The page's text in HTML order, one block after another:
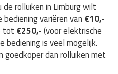
rolluiken in Limburg wilt
variëren van €10,-
tot €250,-(voor elektrische
bediening is veel mogelijk.
goedkoper dan rolluiken met